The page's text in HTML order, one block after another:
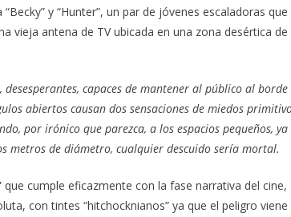
y “Hunter”, un par de jóvenes escaladoras que
vieja antena de TV ubicada en una zona desértica de
capaces de mantener al público al borde
abiertos causan dos sensaciones de miedos
por irónico que parezca, a los espacios pequeños, ya
metros de diámetro, cualquier descuido sería mortal.
cumple eficazmente con la fase narrativa del cine,
con tintes “hitchocknianos” ya que el peligro viene